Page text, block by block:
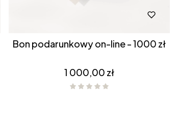
Bon podarunkowy on-line - 1000 zł
Cena
1 000,00 zł